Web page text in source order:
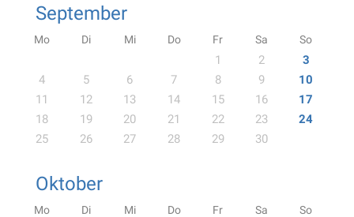
September
Mo Di Mi Do Fr Sa So
1 2
3
4
5 6 7 8 9
10
11
12 13 14 15 16
17
18
19 20 21 22 23
24
25
26 27 28 29 30
Oktober
Mo Di Mi Do Fr Sa So